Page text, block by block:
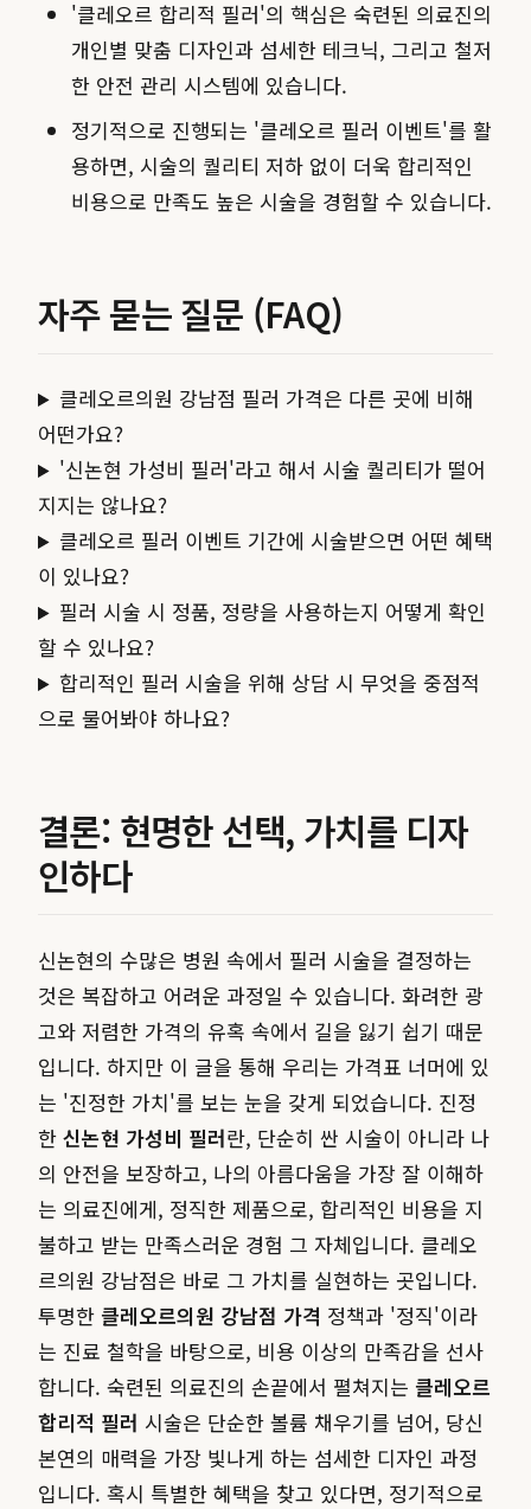
'클레오르 합리적 필러'의 핵심은 숙련된 의료진의
개인별 맞춤 디자인과 섬세한 테크닉, 그리고 철저
한 안전 관리 시스템에 있습니다.
정기적으로 진행되는 '클레오르 필러 이벤트'를 활
용하면, 시술의 퀄리티 저하 없이 더욱 합리적인
비용으로 만족도 높은 시술을 경험할 수 있습니다.
자주 묻는 질문 (FAQ)
클레오르의원 강남점 필러 가격은 다른 곳에 비해
어떤가요?
'신논현 가성비 필러'라고 해서 시술 퀄리티가 떨어
지지는 않나요?
클레오르 필러 이벤트 기간에 시술받으면 어떤 혜택
이 있나요?
필러 시술 시 정품, 정량을 사용하는지 어떻게 확인
할 수 있나요?
합리적인 필러 시술을 위해 상담 시 무엇을 중점적
으로 물어봐야 하나요?
결론: 현명한 선택, 가치를 디자
인하다
신논현의 수많은 병원 속에서 필러 시술을 결정하는
것은 복잡하고 어려운 과정일 수 있습니다. 화려한 광
고와 저렴한 가격의 유혹 속에서 길을 잃기 쉽기 때문
입니다. 하지만 이 글을 통해 우리는 가격표 너머에 있
는 '진정한 가치'를 보는 눈을 갖게 되었습니다. 진정
한 신논현 가성비 필러란, 단순히 싼 시술이 아니라 나
의 안전을 보장하고, 나의 아름다움을 가장 잘 이해하
는 의료진에게, 정직한 제품으로, 합리적인 비용을 지
불하고 받는 만족스러운 경험 그 자체입니다. 클레오
르의원 강남점은 바로 그 가치를 실현하는 곳입니다.
투명한 클레오르의원 강남점 가격 정책과 '정직'이라
는 진료 철학을 바탕으로, 비용 이상의 만족감을 선사
합니다. 숙련된 의료진의 손끝에서 펼쳐지는 클레오르
합리적 필러 시술은 단순한 볼륨 채우기를 넘어, 당신
본연의 매력을 가장 빛나게 하는 섬세한 디자인 과정
입니다. 혹시 특별한 혜택을 찾고 있다면, 정기적으로